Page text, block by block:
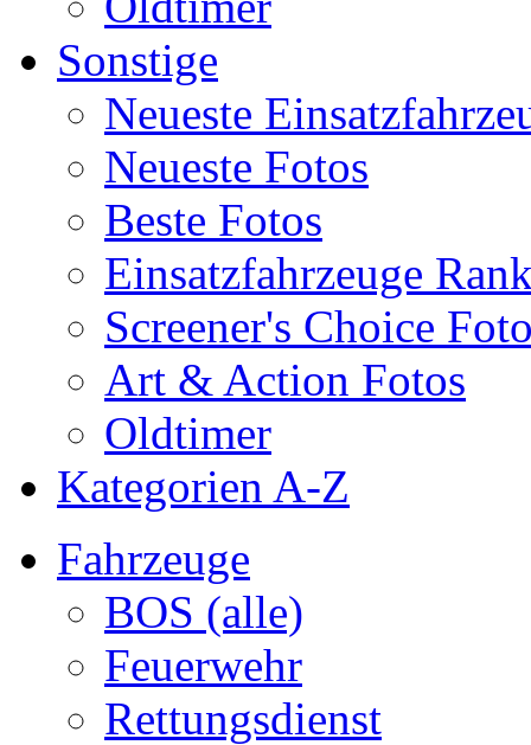
Sonstige
Neueste
Neueste Fotos
Beste Fotos
Einsatzfahrzeuge
Screener's Choice
Art & Action Fotos
Oldtimer
Kategorien A-Z
Fahrzeuge
BOS (alle)
Feuerwehr
Rettungsdienst